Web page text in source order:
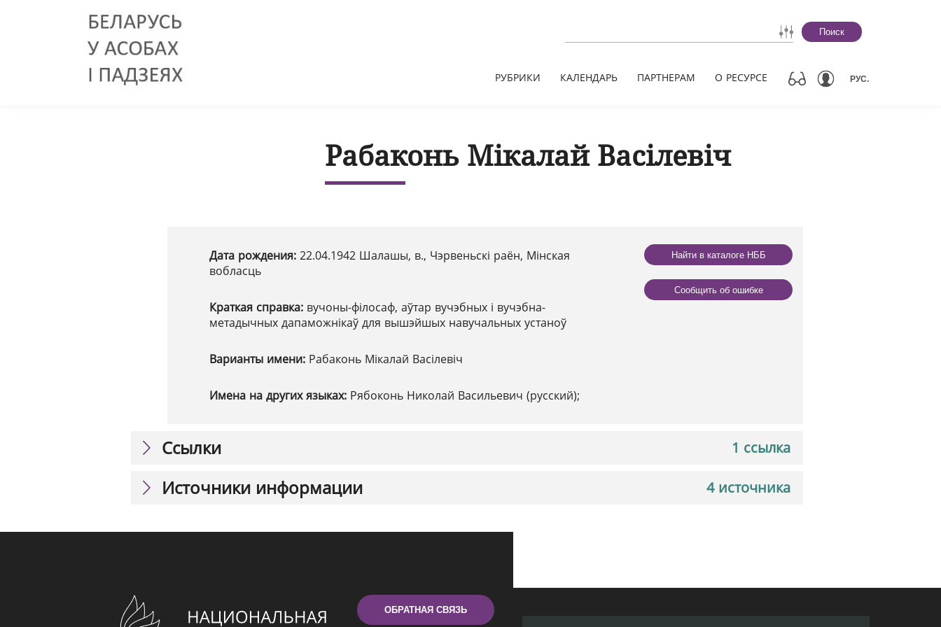
Поиск
РУБРИКИ КАЛЕНДАРЬ ПАРТНЕРАМ О РЕСУРСЕ РУС.
Рабаконь Мікалай Васілевіч
Дата рождения: 22.04.1942 Шалашы, в., Чэрвеньскі раён, Мінская
вобласць
Краткая справка: вучоны-філосаф, аўтар вучэбных і вучэбна-
метадычных дапаможнікаў для вышэйшых навучальных устаноў
Варианты имени: Рабаконь Мікалай Васілевіч
Имена на других языках: Рябоконь Николай Васильевич (русский);
Найти в каталоге НББ
Сообщить об ошибке
1 ссылка
Ссылки
4 источника
Источники информации
ОБРАТНАЯ СВЯЗЬ